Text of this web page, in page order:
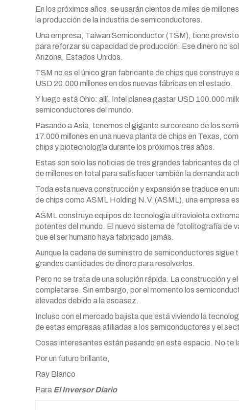
En los próximos años, se usarán cientos de miles de
la producción de la industria de semiconductores.
Una empresa, Taiwan Semiconductor (TSM), tiene
para reforzar su capacidad de producción. Ese dinero no
Arizona, Estados Unidos.
TSM no es el único gran fabricante de chips que
USD 20.000 millones en dos nuevas fábricas en el estado.
Y luego está Ohio: allí, Intel planea gastar USD 100.000
semiconductores del mundo.
Pasando a Asia, tenemos el gigante surcoreano de los
17.000 millones en una nueva planta de chips en Texas,
chips y biotecnología durante los próximos tres años.
Estas son solo las noticias de tres grandes fabricantes de
de millones en total para satisfacer también la demanda
Toda esta nueva construcción y expansión se traduce en
de chips como ASML Holding N.V. (ASML), una empresa
ASML construye equipos de tecnología ultravioleta
potentes del mundo. El nuevo sistema de fotolitografía de
que el ser humano haya fabricado jamás.
Aunque la cadena de suministro de semiconductores
grandes cantidades de dinero para resolverlos.
Pero no se trata de una solución rápida. La construcción y
completarse. Sin embargo, por el momento los
elevados debido a la escasez.
Incluso con el mercado bajista que está viviendo la
de estas empresas afiliadas a los semiconductores y el
Cosas interesantes están pasando en este espacio. No te
Por un futuro brillante,
Ray Blanco
Para El Inversor Diario